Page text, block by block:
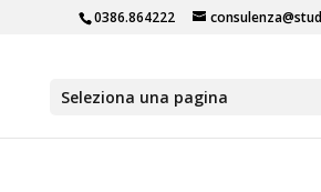
0386.864222
Seleziona una pagina